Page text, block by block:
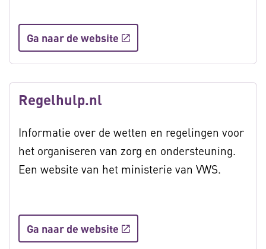
Ga naar de website
Regelhulp.nl
Informatie over de wetten en regelingen voor
het organiseren van zorg en ondersteuning.
Een website van het ministerie van VWS.
Ga naar de website